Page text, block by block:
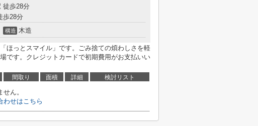
徒歩28分
歩28分
構造 木造
ほっとスマイル」です。ごみ捨ての煩わしさを軽
です。クレジットカードで初期費用がお支払いい
間取り 面積 詳細 検討リスト
ん。
わせはこちら